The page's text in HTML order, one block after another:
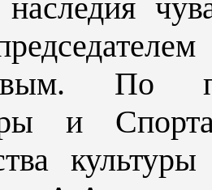
наследия
По
и